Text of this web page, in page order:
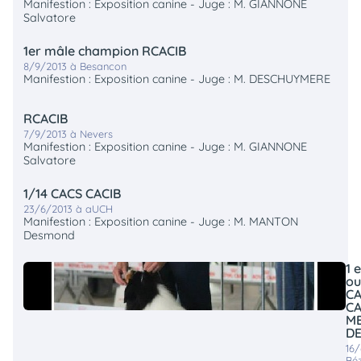
Manifestion : Exposition canine - Juge : M. GIANNONE
Salvatore
1er mâle champion RCACIB
8/9/2013 à Besancon
Manifestion : Exposition canine - Juge : M. DESCHUYMERE
RCACIB
7/9/2013 à Nevers
Manifestion : Exposition canine - Juge : M. GIANNONE
Salvatore
1/14 CACS CACIB
23/6/2013 à aUCH
Manifestion : Exposition canine - Juge : M. MANTON
Desmond
1